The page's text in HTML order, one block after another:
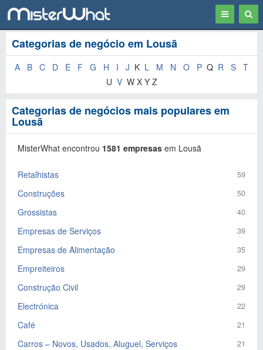
Toggle
navigation
Categorias de negócio em Lousã
A B C D E F G H I J K L M N O P Q R S T
U V W X Y Z
Categorias de negócios mais populares em
Lousã
MisterWhat encontrou 1581 empresas em Lousã
Retalhistas 59
Construções 50
Grossistas 40
Empresas de Serviços 39
Empresas de Alimentação 35
Empreiteiros 29
Construção Civil 29
Electrónica 22
Café 21
Carros – Novos, Usados, Aluguel, Serviços 21